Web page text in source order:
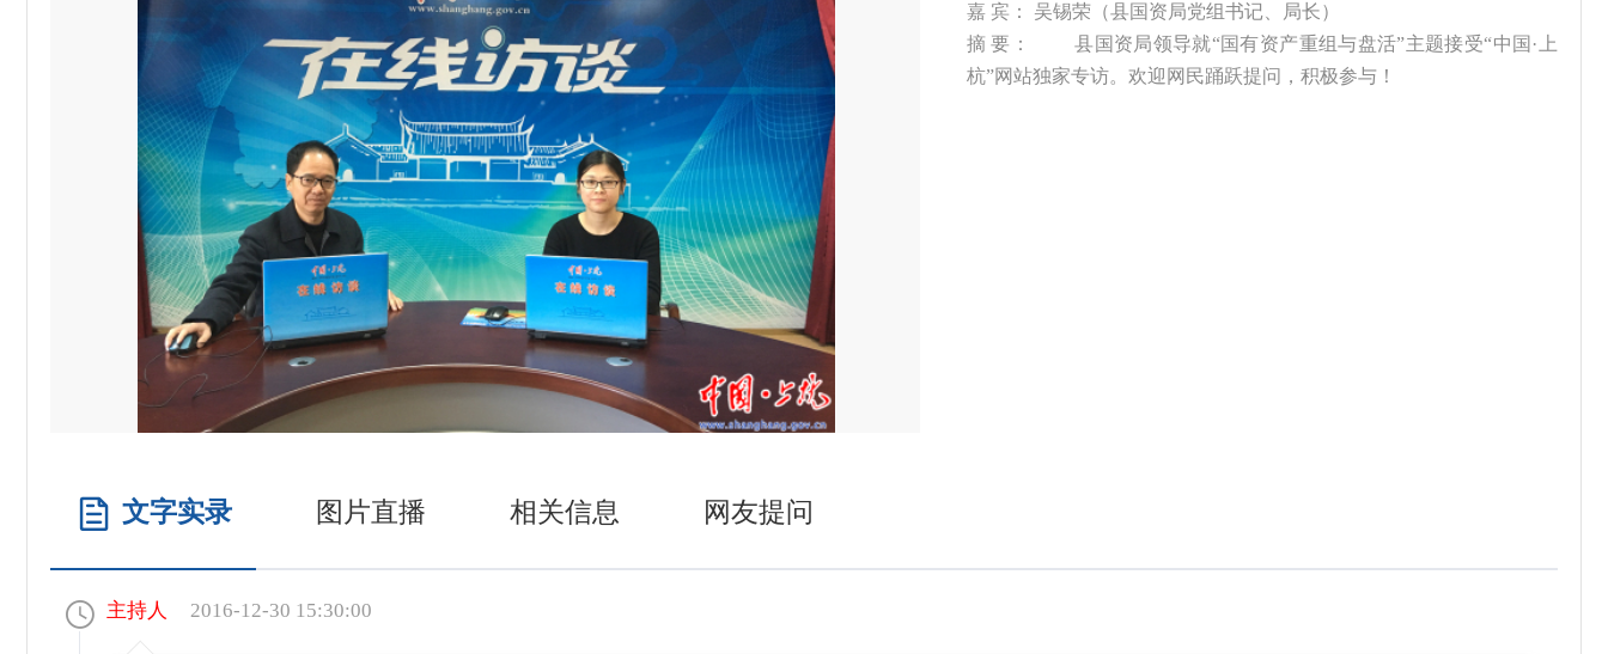
嘉 宾： 吴锡荣（县国资局党组书记、局长）
摘 要： 县国资局领导就“国有资产重组与盘活”主题接受“中国·上
杭”网站独家专访。欢迎网民踊跃提问，积极参与！
文字实录 图片直播 相关信息 网友提问
主持人 2016-12-30 15:30:00